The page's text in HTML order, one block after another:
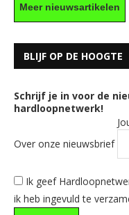
Meer nieuwsartikelen
BLIJF OP DE HOOGTE
Schrijf je in voor de
hardloopnetwerk!
Over onze nieuwsbrief
Ik geef
ik heb ingevuld te